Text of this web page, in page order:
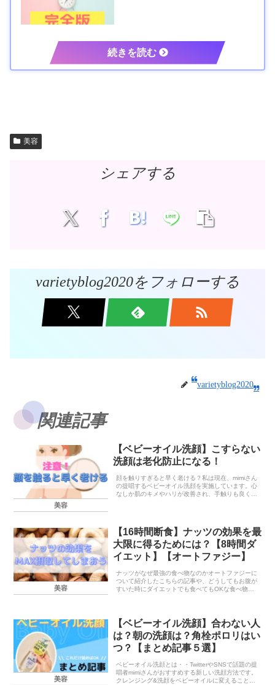
美容
シェアする
varietyblog2020をフォローする
varietyblog2020
関連記事
美容
【ベビーオイル洗顔】こすらない
洗顔は老化防止になる！
顔を触りすぎると早く老ける？私は現在、mimiさん
の提唱するベビーオイル洗顔を実施しています。心
なしか肌のキメやハリが改善され、手触りも良くな
美容
【16時間断食】ナッツの効果を最
大限に得るためには？【8時間ダ
イエット】【オートファジー】
ナッツがなぜ最強の食べ物なのかオートファジーに
ついて紹介したこちらの記事や、どうしてもお腹が
すいた時にダイエットでも食べてもOKな食べ物に
美容
【ベビーオイル洗顔】合わない人
は？朝の洗顔は？角栓ポロリはい
つ？【まとめ記事５選】
ベビーオイル洗顔とは・・TwitterやSNSで話題の提
唱者mimiさんがおすすめする新しい洗顔方法です。
クレンジング&洗顔をベビーオイルに変えること